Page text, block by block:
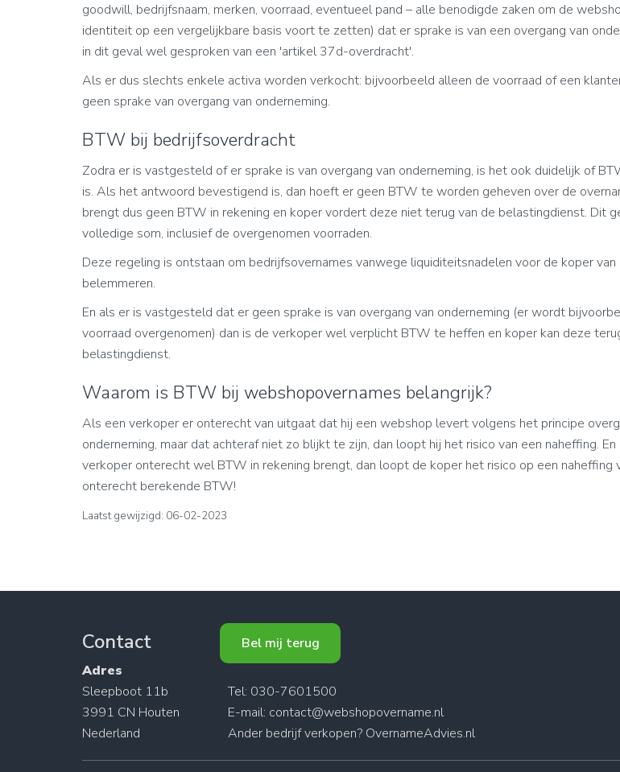
goodwill, bedrijfsnaam, merken, voorraad, eventueel pand – alle benodigde zaken om de
identiteit op een vergelijkbare basis voort te zetten) dat er sprake is van een overgang van
in dit geval wel gesproken van een 'artikel 37d-overdracht'.
Als er dus slechts enkele activa worden verkocht: bijvoorbeeld alleen de voorraad of een
geen sprake van overgang van onderneming.
BTW bij bedrijfsoverdracht
Zodra er is vastgesteld of er sprake is van overgang van onderneming, is het ook duidelijk of
is. Als het antwoord bevestigend is, dan hoeft er geen BTW te worden geheven over de
brengt dus geen BTW in rekening en koper vordert deze niet terug van de belastingdienst. Dit
volledige som, inclusief de overgenomen voorraden.
Deze regeling is ontstaan om bedrijfsovernames vanwege liquiditeitsnadelen voor de koper
belemmeren.
En als er is vastgesteld dat er geen sprake is van overgang van onderneming (er wordt
voorraad overgenomen) dan is de verkoper wel verplicht BTW te heffen en koper kan deze
belastingdienst.
Waarom is BTW bij webshopovernames belangrijk?
Als een verkoper er onterecht van uitgaat dat hij een webshop levert volgens het principe
onderneming, maar dat achteraf niet zo blijkt te zijn, dan loopt hij het risico van een naheffing. En
verkoper onterecht wel BTW in rekening brengt, dan loopt de koper het risico op een naheffing
onterecht berekende BTW!
Laatst gewijzigd: 06-02-2023
Contact
Adres
Sleepboot 11b
3991 CN Houten
Nederland
Bel mij terug
Tel: 030-7601500
E-mail: contact@webshopovername.nl
Ander bedrijf verkopen? OvernameAdvies.nl